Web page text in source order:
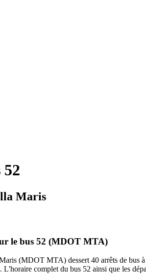
Maris
le bus 52 (MDOT MTA)
(MDOT MTA) dessert 40 arrêts de bus
L'horaire complet du bus 52 ainsi que les